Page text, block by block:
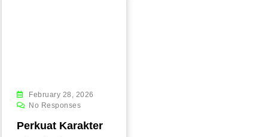
February 28, 2026
No Responses
Perkuat Karakter